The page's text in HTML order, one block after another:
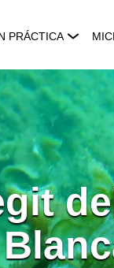
PRÁCTICA